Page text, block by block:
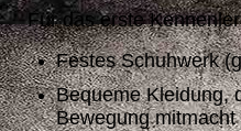
Für das erste
Festes Schuhwerk
Bequeme Kleidung,
Bewegung mitmacht